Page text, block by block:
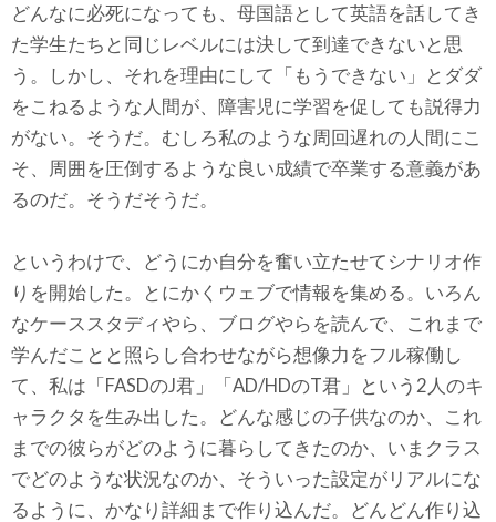
どんなに必死になっても、母国語として英語を話してき
た学生たちと同じレベルには決して到達できないと思
う。しかし、それを理由にして「もうできない」とダダ
をこねるような人間が、障害児に学習を促しても説得力
がない。そうだ。むしろ私のような周回遅れの人間にこ
そ、周囲を圧倒するような良い成績で卒業する意義があ
るのだ。そうだそうだ。
というわけで、どうにか自分を奮い立たせてシナリオ作
りを開始した。とにかくウェブで情報を集める。いろん
なケーススタディやら、ブログやらを読んで、これまで
学んだことと照らし合わせながら想像力をフル稼働し
て、私は「FASDのJ君」「AD/HDのT君」という2人のキ
ャラクタを生み出した。どんな感じの子供なのか、これ
までの彼らがどのように暮らしてきたのか、いまクラス
でどのような状況なのか、そういった設定がリアルにな
るように、かなり詳細まで作り込んだ。どんどん作り込